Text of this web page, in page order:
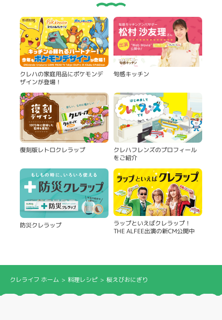
クレハの家庭用品にポケモンデ
ザインが登場！
旬感キッチン
復刻版レトロクレラップ クレハフレンズのプロフィール
をご紹介
防災クレラップ ラップといえばクレラップ！
THE ALFEE出演の新CM公開中
クレライフ ホーム 料理レシピ 桜えびおにぎり